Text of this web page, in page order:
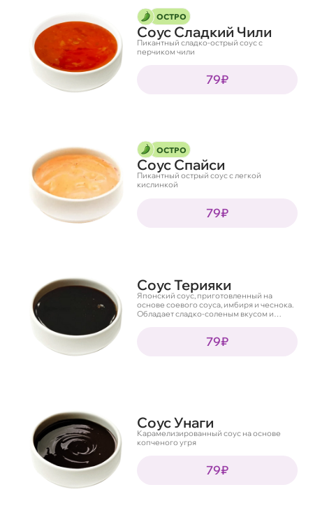
ОСТРО
Соус Сладкий Чили
Пикантный сладко-острый соус с
перчиком чили
79₽
ОСТРО
Соус Спайси
Пикантный острый соус с легкой
кислинкой
79₽
Соус Терияки
Японский соус, приготовленный на
основе соевого соуса, имбиря и чеснока.
Обладает сладко-соленым вкусом и
79₽
Соус Унаги
Карамелизированный соус на основе
копченого угря
79₽